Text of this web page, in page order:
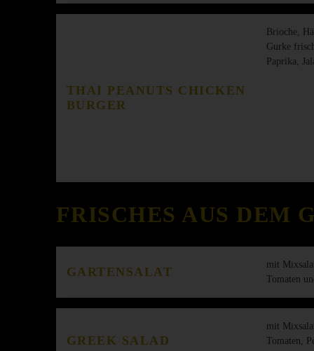
THAI PEANUTS CHICKEN
BURGER
Brioche,
Gurke
Paprika,
FRISCHES AUS DEM
GARTENSALAT
mit
Tomaten
GREEK SALAD
mit
Tomaten,